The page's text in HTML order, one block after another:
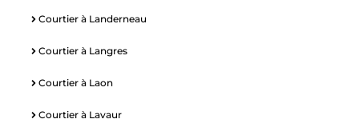
Courtier à Landerneau
Courtier à Langres
Courtier à Laon
Courtier à Lavaur